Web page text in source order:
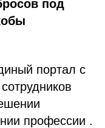
под
портал с
профессии .